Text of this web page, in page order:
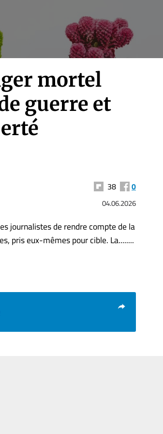
mortel
guerre et
38 0
04.06.2026
journalistes de rendre compte de la
pris eux-mêmes pour cible. La........